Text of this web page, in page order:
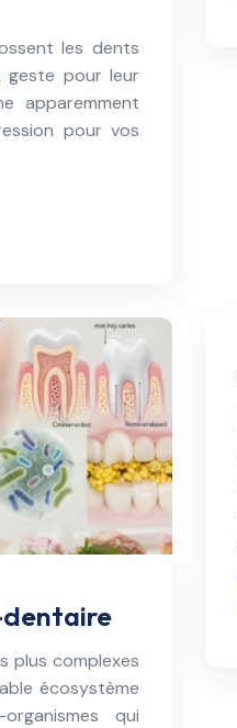
les dents
geste pour leur
apparemment
pour vos
dentaire
plus complexes
écosystème
qui